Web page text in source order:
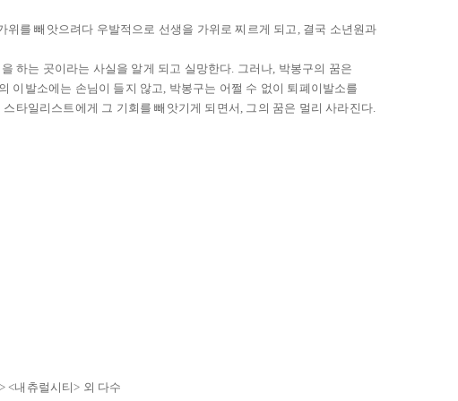
를 빼앗으려다 우발적으로 선생을 가위로 찌르게 되고, 결국 소년원과
하는 곳이라는 사실을 알게 되고 실망한다. 그러나, 박봉구의 꿈은
이발소에는 손님이 들지 않고, 박봉구는 어쩔 수 없이 퇴폐이발소를
타일리스트에게 그 기회를 빼앗기게 되면서, 그의 꿈은 멀리 사라진다.
<내츄럴시티> 외 다수